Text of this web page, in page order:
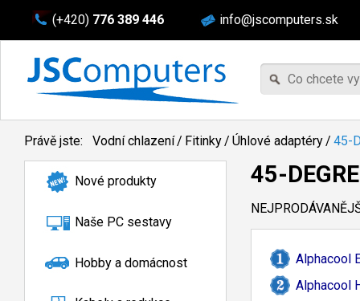
(+420) 776 389 446 info@jscomputers.sk
Právě jste: Vodní chlazení/ Fitinky/ Úhlové adaptéry/ 45-
Nové produkty
Naše PC sestavy
Hobby a domácnost
45-
Alphacool
Alphacool